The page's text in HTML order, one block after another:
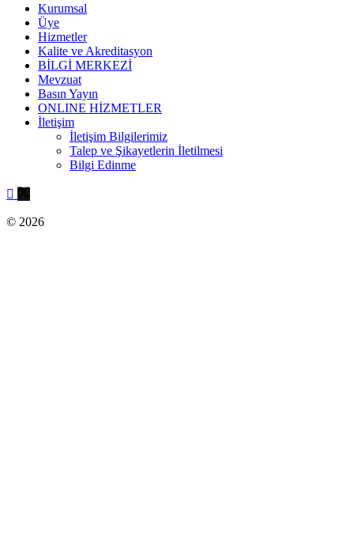
Kurumsal
Üye
Hizmetler
Kalite ve Akreditasyon
BİLGİ MERKEZİ
Mevzuat
Basın Yayın
ONLINE HİZMETLER
İletişim
İletişim Bilgilerimiz
Talep ve Şikayetlerin İletilmesi
Bilgi Edinme
© 2026